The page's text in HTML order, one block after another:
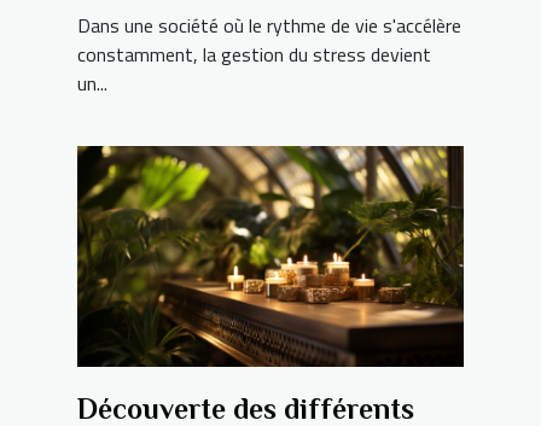
l'amélioration du bien-être
quotidien
Dans une société où le rythme de vie s'accélère
constamment, la gestion du stress devient
un...
Découverte des différents